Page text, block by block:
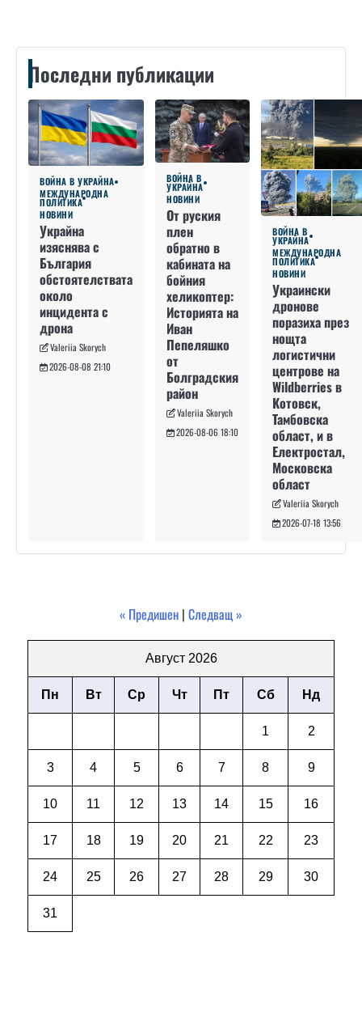
Последни публикации
ВОЙНА В УКРАЙНА
МЕЖДУНАРОДНА
ПОЛИТИКА
НОВИНИ
Украйна
изяснява с
България
обстоятелствата
около
инцидента с
дрона
Valeriia Skorych
2026-08-08 21:10
ВОЙНА В
УКРАЙНА
НОВИНИ
От руския
плен
обратно в
кабината на
бойния
хеликоптер:
Историята на
Иван
Пепеляшко
от
Болградския
район
Valeriia Skorych
2026-08-06 18:10
ВОЙНА В
УКРАЙНА
МЕЖДУНАРОДНА
ПОЛИТИКА
НОВИНИ
Украински
дронове
поразиха през
нощта
логистични
центрове на
Wildberries в
Котовск,
Тамбовска
област, и в
Електростал,
Московска
област
Valeriia Skorych
2026-07-18 13:56
« Предишен | Следващ »
Август 2026
Пн Вт Ср Чт Пт Сб Нд
1 2
3 4 5 6 7 8 9
10 11 12 13 14 15 16
17 18 19 20 21 22 23
24 25 26 27 28 29 30
31